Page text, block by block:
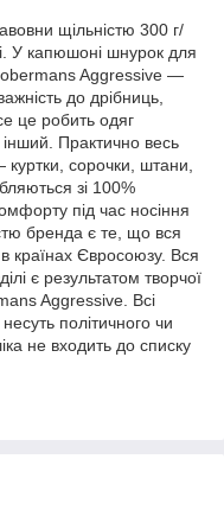
щільністю 300 г/
У капюшоні шнурок для
Aggressive —
до дрібниць,
це робить одяг
Практично весь
сорочки, штани,
зі 100%
під час носіння
бренда є те, що вся
країнах Євросоюзу. Вся
є результатом творчої
Aggressive. Всі
політичного чи
не входить до списку